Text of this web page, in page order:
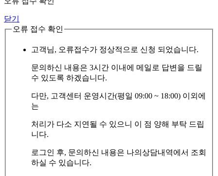
닫기
오류 접수 확인
고객님, 오류접수가 정상적으로 신청 되었습니다.
문의하신 내용은 3시간 이내에 메일로 답변을 드릴
수 있도록 하겠습니다.
다만, 고객센터 운영시간(평일 09:00 ~ 18:00) 이외에
는
처리가 다소 지연될 수 있으니 이 점 양해 부탁 드립
니다.
로그인 후, 문의하신 내용은 나의상담내역에서 조회
하실 수 있습니다.